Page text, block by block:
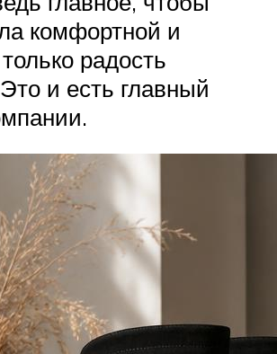
комфортной и
радость
и есть главный